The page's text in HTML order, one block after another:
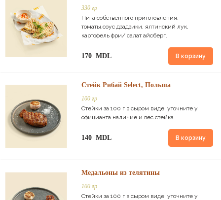
330 гр
Пита собственного приготовления,
томаты,соус дзадзики, ялтинский лук,
картофель фри/ салат айсберг.
170 MDL В корзину
Стейк Рибай Select, Польша
100 гр
Стейки за 100 г в сыром виде, уточните у
официанта наличие и вес стейка
140 MDL В корзину
Медальоны из телятины
100 гр
Стейки за 100 г в сыром виде, уточните у